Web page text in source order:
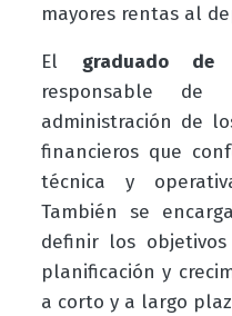
mayores rentas al
El graduado de
responsable
administración de
financieros que
técnica y
También se
definir los
planificación y
a corto y a largo